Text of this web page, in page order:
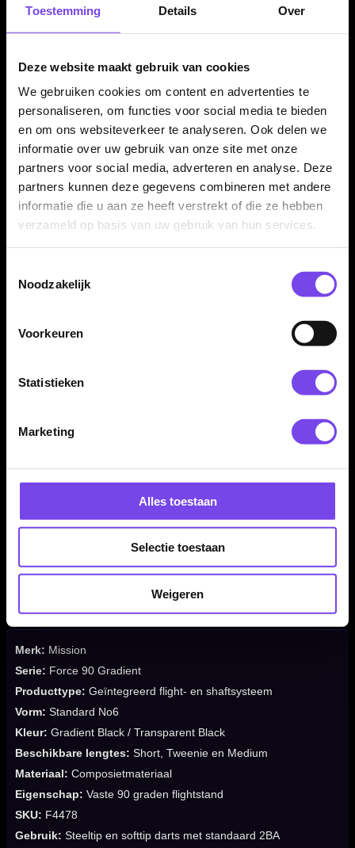
Toestemming Details Over
Deze website maakt gebruik van cookies
We gebruiken cookies om content en advertenties te
personaliseren, om functies voor social media te bieden
en om ons websiteverkeer te analyseren. Ook delen we
informatie over uw gebruik van onze site met onze
partners voor social media, adverteren en analyse. Deze
partners kunnen deze gegevens combineren met andere
informatie die u aan ze heeft verstrekt of die ze hebben
verzameld op basis van uw gebruik van hun services.
Noodzakelijk
Voorkeuren
Statistieken
Marketing
Alles toestaan
Selectie toestaan
Weigeren
de vlucht.
Voor een consistente vlucht
Doordat de flightvorm altijd gelijk blijft, hoef je tijdens het
spelen minder vaak flights recht te zetten. Dat maakt de
Mission Force 90 interessant voor darters die zonder gedoe
willen blijven gooien.
De Mission Force 90 Gradient Black No6 is vooral geschikt
voor spelers die een eenvoudige, nette en stabiele setup
zoeken. Je draait het systeem op je dartpijl en kunt direct
Kenmerken van de Mission Force 90 Gradient Black No6
Geïntegreerd flight- en shaftsysteem van Mission
Houdt de flightvinnen in een vaste 90 graden hoek
✓ Gemaakt van hoogwaardig composietmateriaal
Gladde randen om deflecties te verminderen
✓ Verkrijgbaar in Short, Tweenie en Medium
Ideaal voor spelers die een vaste en nette setup willen
Merk: Mission
Serie: Force 90 Gradient
Producttype: Geïntegreerd flight- en shaftsysteem
Vorm: Standard No6
Kleur: Gradient Black / Transparent Black
Beschikbare lengtes: Short, Tweenie en Medium
Materiaal: Composietmateriaal
Eigenschap: Vaste 90 graden flightstand
SKU: F4478
Gebruik: Steeltip en softtip darts met standaard 2BA